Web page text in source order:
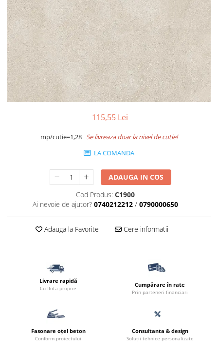
Tencuiala decorativa
Termoizolatii
Accesorii pentru termosistem
Accesorii pentru vata
Coltare
Polistiren
Vata bazaltica
Vata minerala
Accesorii PVC
Vopsea lavabila pentru interior
Pavele si borduri
Pavele
Boltari finisati
Bordura piscina
Contratreapta
Delimitari
115,55 Lei
mp/cutie=1,28 Se livreaza doar la nivel de cutie!
LA COMANDA
ADAUGA IN COS
Cod Produs: C1900
Ai nevoie de ajutor? 0740212212 / 0790000650
Adauga la Favorite Cere informatii
Livrare rapidă
Cu flota proprie Cumpărare în rate
Prin parteneri financiari
Fasonare oțel beton
Conform proiectului
Consultanta & design
Soluții tehnice personalizate